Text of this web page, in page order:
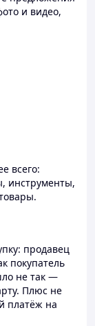
и видео,
всего:
инструменты,
продавец
покупатель
не так —
Плюс не
платёж на